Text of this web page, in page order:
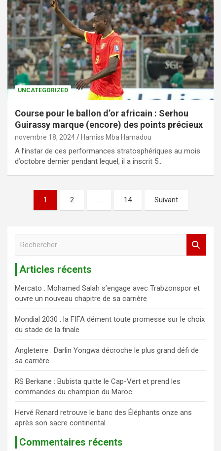
UNCATEGORIZED
Course pour le ballon d’or africain : Serhou
Guirassy marque (encore) des points précieux
novembre 18, 2024 Hamiss Mba Hamadou
A l’instar de ces performances stratosphériques au mois
d’octobre dernier pendant lequel, il a inscrit 5…
1 2 … 14 Suivant
r
c
h
e
r
Articles récents
Mercato : Mohamed Salah s’engage avec Trabzonspor et
ouvre un nouveau chapitre de sa carrière
Mondial 2030 : la FIFA dément toute promesse sur le choix
du stade de la finale
Angleterre : Darlin Yongwa décroche le plus grand défi de
sa carrière
RS Berkane : Bubista quitte le Cap-Vert et prend les
commandes du champion du Maroc
Hervé Renard retrouve le banc des Éléphants onze ans
après son sacre continental
Commentaires récents